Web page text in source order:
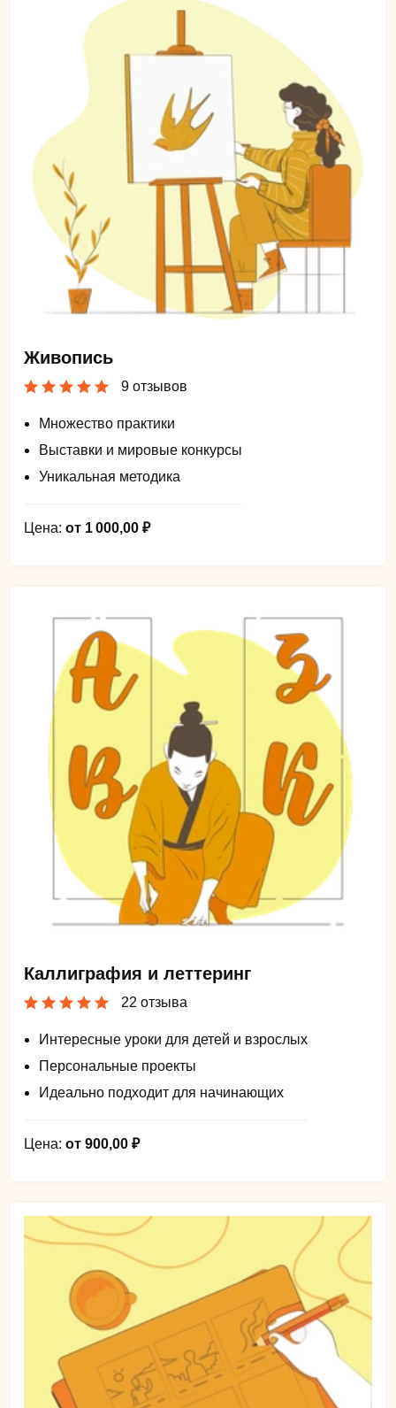
Живопись
9 отзывов
Множество практики
Выставки и мировые конкурсы
Уникальная методика
Цена: от 1 000,00 ₽
Каллиграфия и леттеринг
22 отзыва
Интересные уроки для детей и взрослых
Персональные проекты
Идеально подходит для начинающих
Цена: от 900,00 ₽